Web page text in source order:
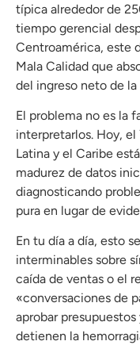
típica alrededor de
tiempo gerencial
Centroamérica, este
Mala Calidad que
del ingreso neto de
El problema no es la
interpretarlos. Hoy, el
Latina y el Caribe
madurez de datos
diagnosticando
pura en lugar de
En tu día a día, esto
interminables sobre
caída de ventas o el
«conversaciones de
aprobar
detienen la